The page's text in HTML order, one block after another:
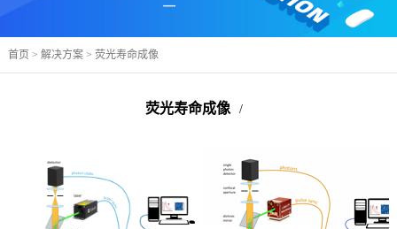
首页 > 解决方案> 荧光寿命成像
荧光寿命成像 /